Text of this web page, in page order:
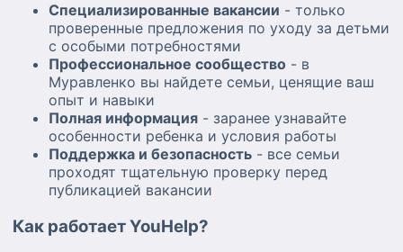
Специализированные вакансии - только
проверенные предложения по уходу за детьми
с особыми потребностями
Профессиональное сообщество - в
Муравленко вы найдете семьи, ценящие ваш
опыт и навыки
Полная информация - заранее узнавайте
особенности ребенка и условия работы
Поддержка и безопасность - все семьи
проходят тщательную проверку перед
публикацией вакансии
Как работает YouHelp?